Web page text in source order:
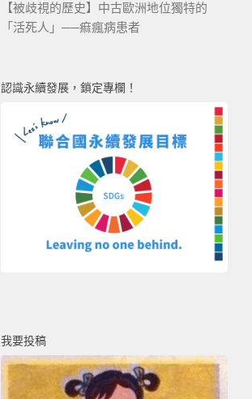
【被歧視的歷史】中古歐洲地位獨特的
「活死人」──痲瘋病患者
認識永續發展，鎖定專欄！
我要投稿